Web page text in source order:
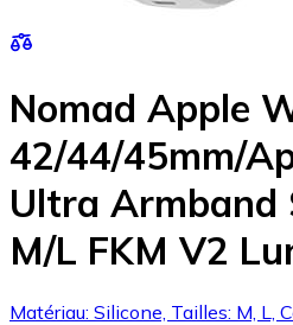
Nomad Apple
42/44/45mm/
Ultra Armband
M/L FKM V2
Matériau: Silicone, Tailles: M, L,